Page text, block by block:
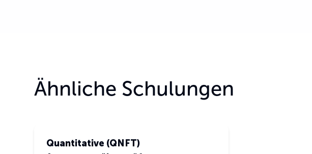
Ähnliche Schulungen
Quantitative (QNFT)